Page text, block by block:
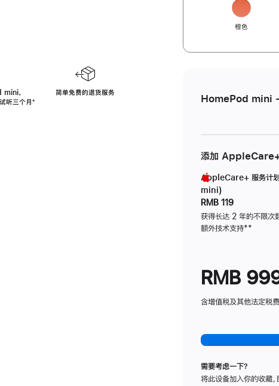
，
听三个月脚
⁺
简单免费的退货服务
橙色
HomePod mini -
添加 AppleCare+
AppleCare+ 服务计
mini)
RMB 119
获得长达 2 年的不限次
额外技术支持脚
**
RMB
含增值税及其他法定税
需要考虑一下？
将此设备加入你的收藏